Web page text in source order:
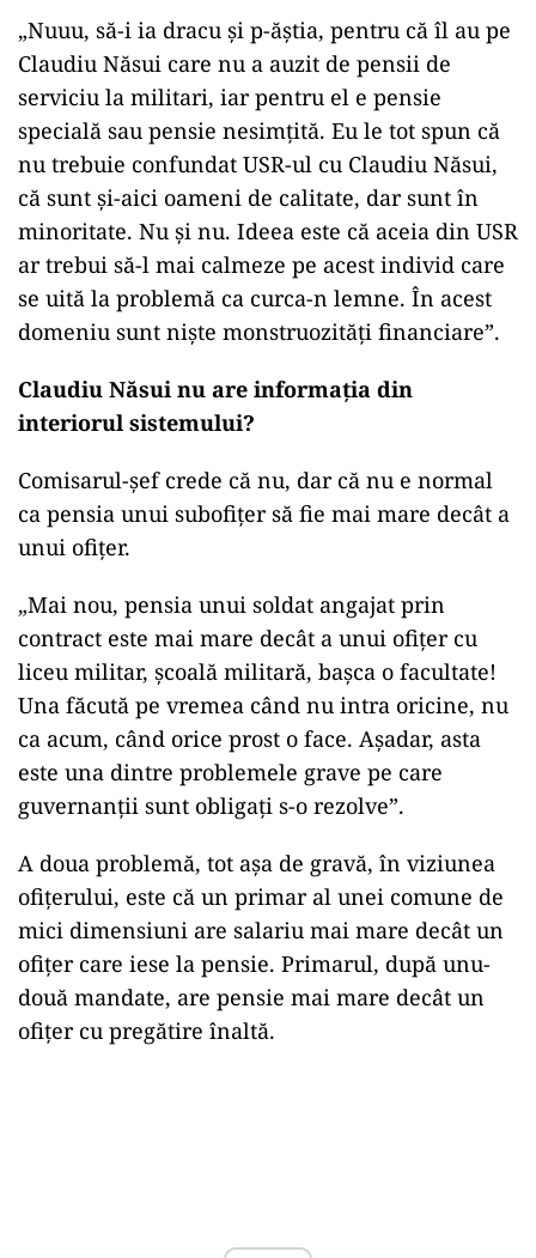
„Nuuu, să-i ia dracu și p-ăștia, pentru că îl au pe
Claudiu Năsui care nu a auzit de pensii de
serviciu la militari, iar pentru el e pensie
specială sau pensie nesimțită. Eu le tot spun că
nu trebuie confundat USR-ul cu Claudiu Năsui,
că sunt și-aici oameni de calitate, dar sunt în
minoritate. Nu și nu. Ideea este că aceia din USR
ar trebui să-l mai calmeze pe acest individ care
se uită la problemă ca curca-n lemne. În acest
domeniu sunt niște monstruozități financiare”.
Claudiu Năsui nu are informația din
interiorul sistemului?
Comisarul-șef crede că nu, dar că nu e normal
ca pensia unui subofițer să fie mai mare decât a
unui ofițer.
„Mai nou, pensia unui soldat angajat prin
contract este mai mare decât a unui ofițer cu
liceu militar, școală militară, bașca o facultate!
Una făcută pe vremea când nu intra oricine, nu
ca acum, când orice prost o face. Așadar, asta
este una dintre problemele grave pe care
guvernanții sunt obligați s-o rezolve”.
A doua problemă, tot așa de gravă, în viziunea
ofițerului, este că un primar al unei comune de
mici dimensiuni are salariu mai mare decât un
ofițer care iese la pensie. Primarul, după unu-
două mandate, are pensie mai mare decât un
ofițer cu pregătire înaltă.